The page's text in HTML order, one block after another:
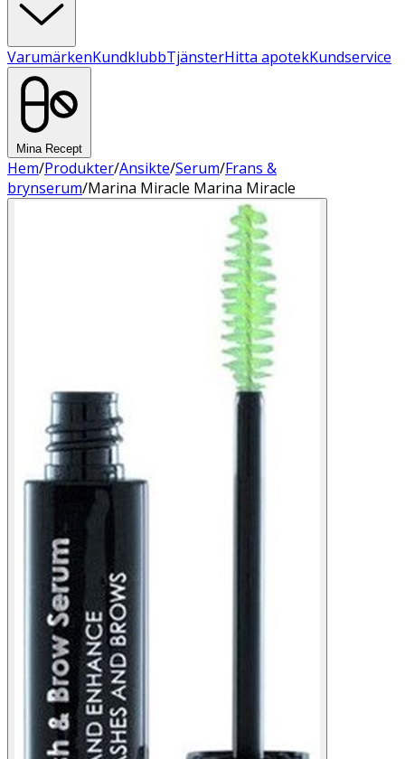
VarumärkenKundklubbTjänsterHitta apotekKundservice
Mina Recept
Hem/Produkter/Ansikte/Serum/Frans &
brynserum/Marina Miracle Marina Miracle